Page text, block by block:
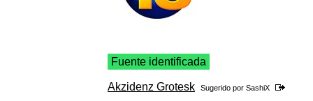
Fuente identificada
Akzidenz Grotesk Sugerido por SashiX